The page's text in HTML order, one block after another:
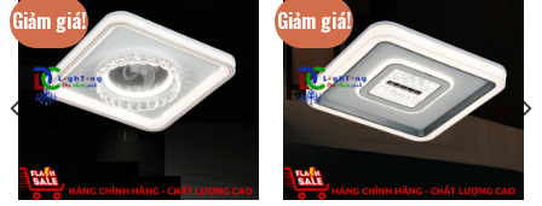
Giảm giá! Giảm giá!